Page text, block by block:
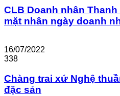
CLB Doanh nhân Thanh
mặt nhân ngày doanh
16/07/2022
338
Chàng trai xứ Nghệ
đặc sản